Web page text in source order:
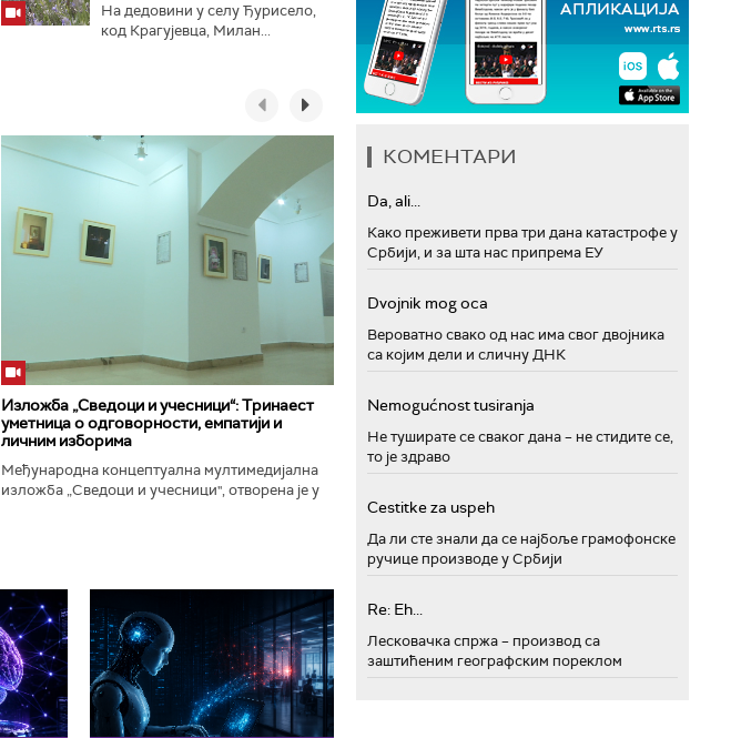
На дедовини у селу Ђурисело,
код Крагујевца, Милан...
Изложба „Сведоци и учесници“: Тринаест
уметница о одговорности, емпатији и
личним изборима
Међународна концептуална мултимедијална
изложба „Сведоци и учесници", отворена је у
КОМЕНТАРИ
Da, ali...
Како преживети прва три дана катастрофе у
Србији, и за шта нас припрема ЕУ
Dvojnik mog oca
Вероватно свако од нас има свог двојника
са којим дели и сличну ДНК
Nemogućnost tusiranja
Не туширате се сваког дана – не стидите се,
то је здраво
Cestitke za uspeh
Да ли сте знали да се најбоље грамофонске
ручице производе у Србији
Re: Eh...
Лесковачка спржа – производ са
заштићеним географским пореклом